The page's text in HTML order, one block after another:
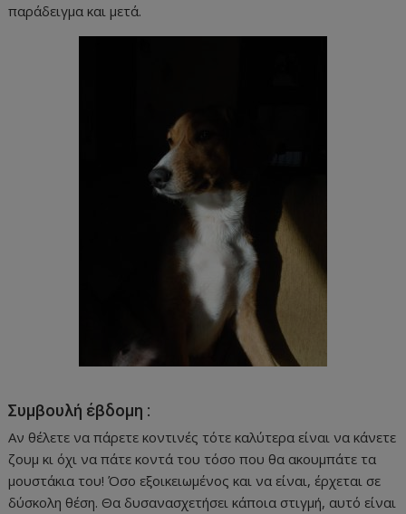
παράδειγμα και μετά.
Συμβουλή έβδομη :
Αν θέλετε να πάρετε κοντινές τότε καλύτερα είναι να κάνετε
ζουμ κι όχι να πάτε κοντά του τόσο που θα ακουμπάτε τα
μουστάκια του! Όσο εξοικειωμένος και να είναι, έρχεται σε
δύσκολη θέση. Θα δυσανασχετήσει κάποια στιγμή, αυτό είναι